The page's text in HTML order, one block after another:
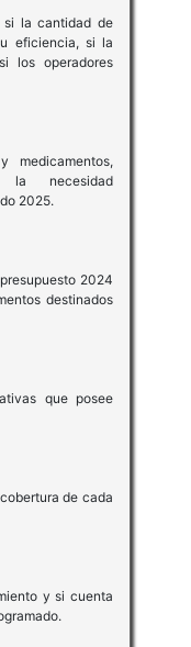
la cantidad de
eficiencia, si la
los operadores
la necesidad
2025.
2024
destinados
que posee
de cada
y si cuenta